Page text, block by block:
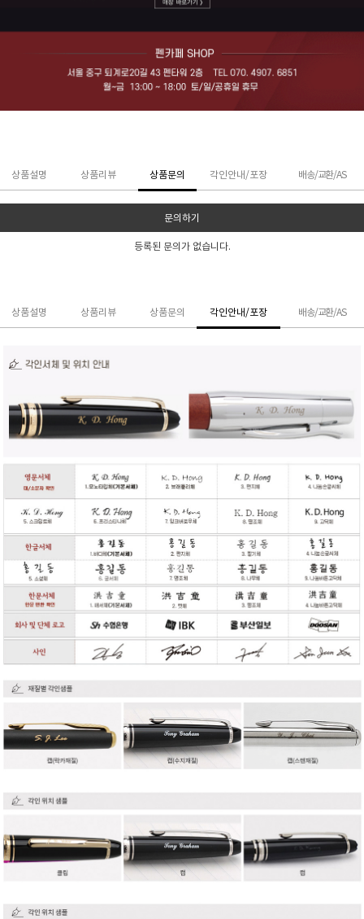
상품설명 상품리뷰 상품문의 각인안내/포장 배송/교환/AS
문의하기
등록된 문의가 없습니다.
상품설명 상품리뷰 상품문의 각인안내/포장 배송/교환/AS